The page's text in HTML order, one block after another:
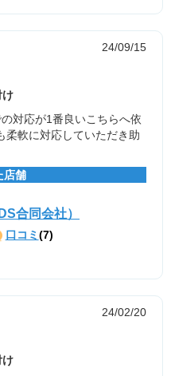
24/09/15
け
対応が1番良いこちらへ依
柔軟に対応していただき助
店舗
合同会社）
口コミ (7)
24/02/20
け